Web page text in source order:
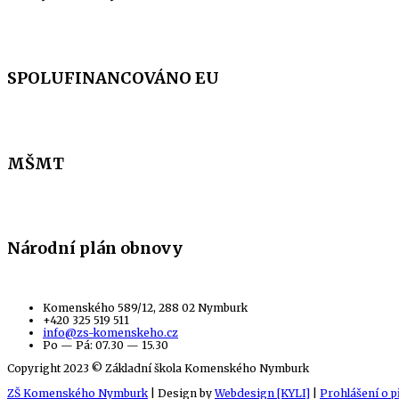
SPOLUFINANCOVÁNO EU
MŠMT
Národní plán obnovy
Komenského 589/12, 288 02 Nymburk
+420 325 519 511
info@zs-komenskeho.cz
Po — Pá: 07.30 — 15.30
Copyright 2023 © Základní škola Komenského Nymburk
ZŠ Komenského Nymburk| Design byWebdesign [KYLI] Prohlášení o